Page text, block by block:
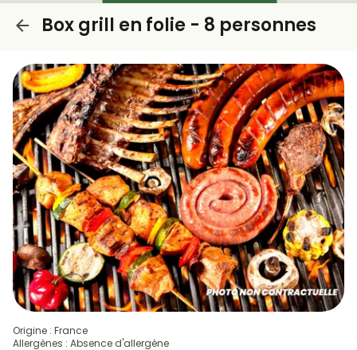
Box grill en folie - 8 personnes
Origine : France
Allergènes : Absence d'allergène